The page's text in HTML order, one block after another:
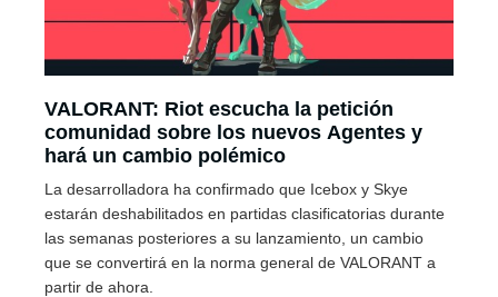
VALORANT: Riot escucha la petición
comunidad sobre los nuevos Agentes y
hará un cambio polémico
La desarrolladora ha confirmado que Icebox y Skye
estarán deshabilitados en partidas clasificatorias durante
las semanas posteriores a su lanzamiento, un cambio
que se convertirá en la norma general de VALORANT a
partir de ahora.